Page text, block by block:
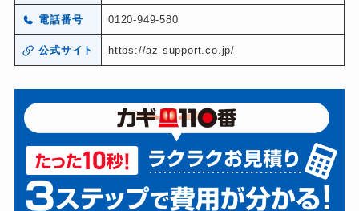
電話番号 0120-949-580
公式サイト https://az-support.co.jp/